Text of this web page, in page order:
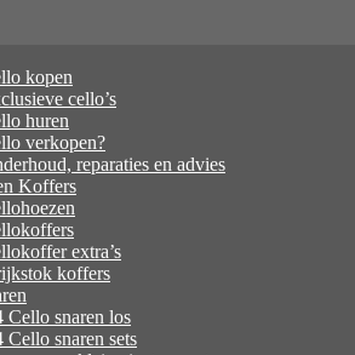
kopen
cello’s
huren
verkopen?
reparaties en advies
Koffers
extra’s
koffers
Cello snaren los
Cello snaren sets